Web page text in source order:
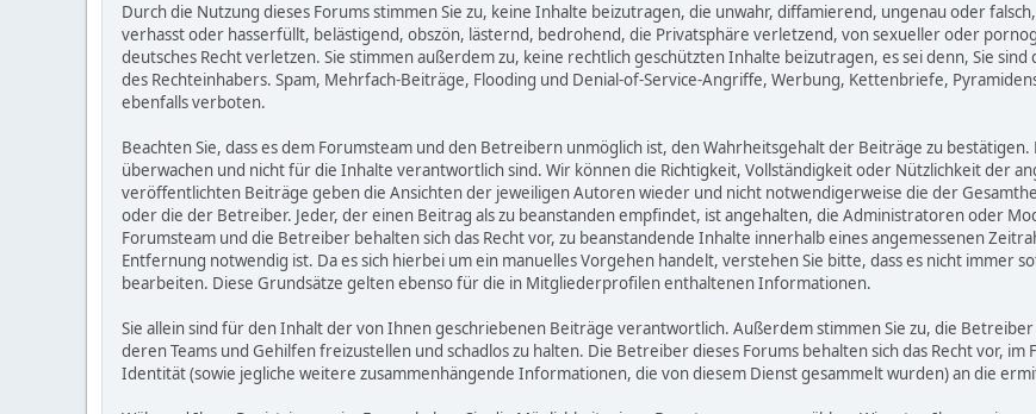
Durch die Nutzung dieses Forums stimmen Sie zu, keine Inhalte beizutragen, die unwahr, diffamierend, ungenau oder
verhasst oder hasserfüllt, belästigend, obszön, lästernd, bedrohend, die Privatsphäre verletzend, von sexueller oder
deutsches Recht verletzen. Sie stimmen außerdem zu, keine rechtlich geschützten Inhalte beizutragen, es sei denn, Sie
des Rechteinhabers. Spam, Mehrfach-Beiträge, Flooding und Denial-of-Service-Angriffe, Werbung, Kettenbriefe,
ebenfalls verboten.
Beachten Sie, dass es dem Forumsteam und den Betreibern unmöglich ist, den Wahrheitsgehalt der Beiträge zu
überwachen und nicht für die Inhalte verantwortlich sind. Wir können die Richtigkeit, Vollständigkeit oder Nützlichkeit der
veröffentlichten Beiträge geben die Ansichten der jeweiligen Autoren wieder und nicht notwendigerweise die der
oder die der Betreiber. Jeder, der einen Beitrag als zu beanstanden empfindet, ist angehalten, die Administratoren oder
Forumsteam und die Betreiber behalten sich das Recht vor, zu beanstandende Inhalte innerhalb eines angemessenen
Entfernung notwendig ist. Da es sich hierbei um ein manuelles Vorgehen handelt, verstehen Sie bitte, dass es nicht immer
bearbeiten. Diese Grundsätze gelten ebenso für die in Mitgliederprofilen enthaltenen Informationen.
Sie allein sind für den Inhalt der von Ihnen geschriebenen Beiträge verantwortlich. Außerdem stimmen Sie zu, die
deren Teams und Gehilfen freizustellen und schadlos zu halten. Die Betreiber dieses Forums behalten sich das Recht vor,
Identität (sowie jegliche weitere zusammenhängende Informationen, die von diesem Dienst gesammelt wurden) an die